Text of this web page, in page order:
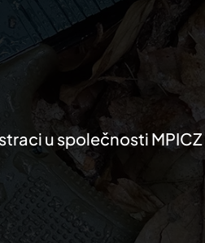
MŮJ SEZNAM PRO PARTNERY
u společnosti MPICZ